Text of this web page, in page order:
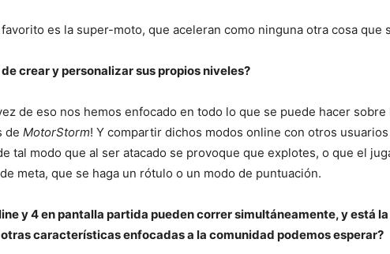
es la super-moto, que aceleran como ninguna otra cosa que
crear y personalizar sus propios niveles?
de eso nos hemos enfocado en todo lo que se puede hacer
de MotorStorm! Y compartir dichos modos online con otros
tal modo que al ser atacado se provoque que explotes, o que el
meta, que se haga un rótulo o un modo de puntuación.
y 4 en pantalla partida pueden correr simultáneamente, y está
características enfocadas a la comunidad podemos esperar?